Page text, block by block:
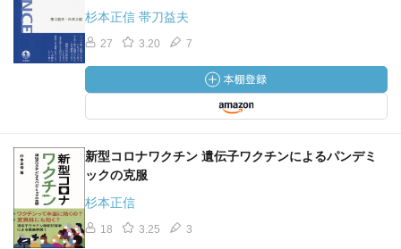
よく知っているから、家の宝として大事にしなければなら
ないということです。次に述べますように、このことを科
学的に証明した研究があります。」
—『生物学の基礎はことわざにあり カエルの子はカエ
ル？ トンビがタカを生む？ (岩波ジュニア新書)』杉本 正
「蓼食う虫も好き好き──救い 人によって好みとするもの
は違っていて、人それぞれだというたとえ。蓼は茎や葉に
辛味の成分があります。甘い花の蜜にいろいろな虫が寄っ
てくるのは理解できますが、なかには辛い蓼を食う虫もい
杉本正信 帯刀益夫
27 3.20 7
新型コロナワクチン 遺伝子ワクチンによるパンデミ
ックの克服
杉本正信
18 3.25 3